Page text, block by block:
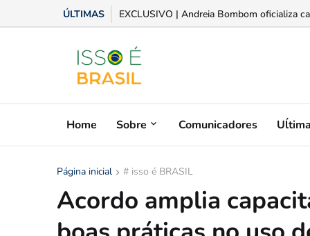
ÚLTIMAS EXCLUSIVO | Andreia Bombom oficializa
Aplicativo moderniza operações entre
Home Sobre Comunicadores
Página inicial # isso é BRASIL
Acordo amplia